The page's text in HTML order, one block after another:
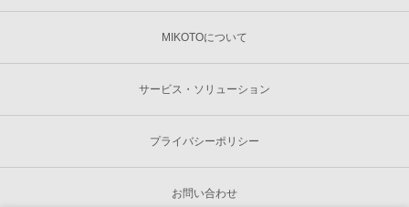
MIKOTOについて
サービス・ソリューション
プライバシーポリシー
お問い合わせ